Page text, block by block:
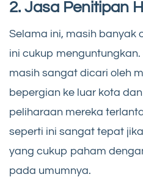
2. Jasa Penitipan
Selama ini, masih banyak
ini cukup
masih sangat dicari oleh
bepergian ke luar kota
peliharaan mereka
seperti ini sangat tepat
yang cukup paham
pada umumnya.